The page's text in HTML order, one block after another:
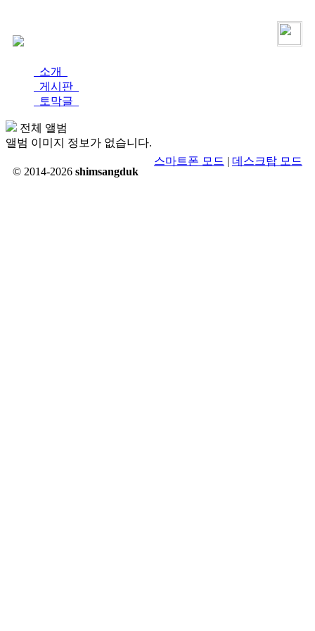
소개
게시판
토막글
전체 앨범
앨범 이미지 정보가 없습니다.
© 2014-2026 shimsangduk
스마트폰 모드 | 데스크탑 모드